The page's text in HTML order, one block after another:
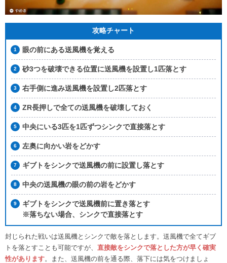
攻略チャート
眼の前にある送風機を覚える
砂3つを破壊できる位置に送風機を設置し1匹落とす
右手側に進み送風機を設置し2匹落とす
ZR長押しで全ての送風機を破壊しておく
中央にいる3匹を1匹ずつシンクで直接落とす
左奥に向かい岩をどかす
ギブトをシンクで送風機の前に設置し落とす
中央の送風機の眼の前の岩をどかす
ギブトをシンクで送風機前に置き落とす
※落ちない場合、シンクで直接落とす
封じられた戦いは送風機とシンクで敵を落とします。送風機で全てギブ
トを落とすことも可能ですが、 直接敵をシンクで落とした方が早く確実
性があります。また、送風機の前を通る際、落下には気をつけましょ